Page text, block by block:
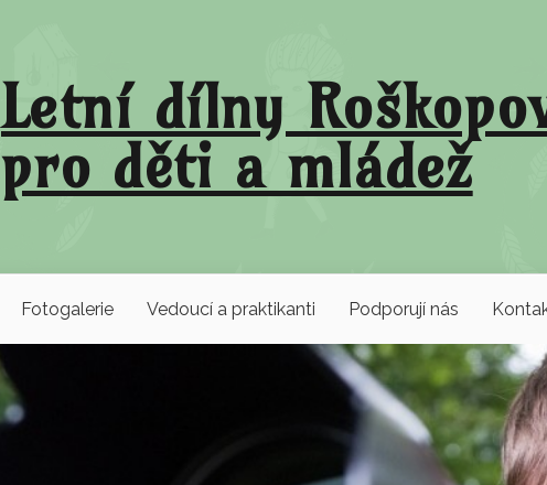
Letní dílny
pro děti a mládež
Fotogalerie Vedoucí a praktikanti Podporují nás